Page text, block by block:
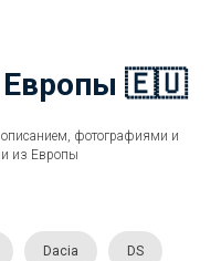
Европы 🇪🇺
фотографиями и
из Европы
Dacia DS